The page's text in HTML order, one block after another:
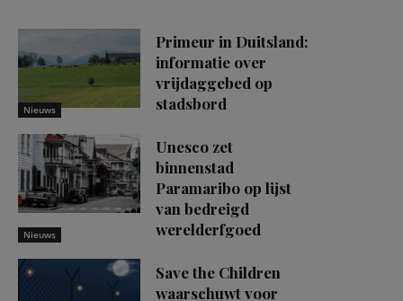
Nieuws
Primeur in Duitsland:
informatie over
vrijdaggebed op
stadsbord
Nieuws
Unesco zet
binnenstad
Paramaribo op lijst
van bedreigd
werelderfgoed
Save the Children
waarschuwt voor